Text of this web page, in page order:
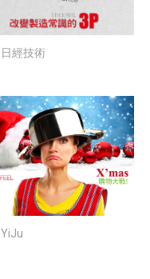
日經技術
YiJu